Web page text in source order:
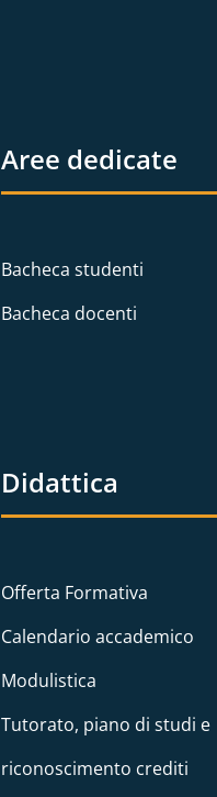
Aree dedicate
Bacheca studenti
Bacheca docenti
Didattica
Offerta Formativa
Calendario accademico
Modulistica
Tutorato, piano di studi e
riconoscimento crediti